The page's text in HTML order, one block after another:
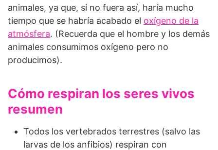
animales, ya que, si no fuera así, haría mucho
tiempo que se habría acabado el oxígeno de la
atmósfera. (Recuerda que el hombre y los demás
animales consumimos oxígeno pero no
producimos).
Cómo respiran los seres vivos
resumen
Todos los vertebrados terrestres (salvo las
larvas de los anfibios) respiran con